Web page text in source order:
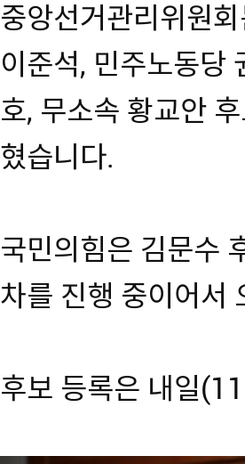
중앙선거관리위원
이준석, 민주노동당
호, 무소속 황교안
혔습니다.
국민의힘은 김문수
차를 진행 중이어서
후보 등록은 내일